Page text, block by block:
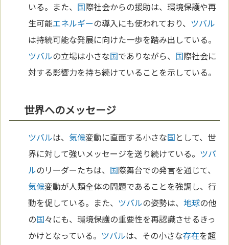
いる。また、 国際社会からの援助は、環境保護や再
生可能エネルギーの導入にも使われており、 ツバル
は持続可能な発展に向けた一歩を踏み出している。
ツバルの立場は小さな国でありながら、 国際社会に
対する影響力を持ち続けていることを示している。
世界へのメッセージ
ツバルは、気候変動に直面する小さな国として、世
界に対して強いメッセージを送り続けている。 ツバ
ルのリーダーたちは、 国際舞台での発言を通じて、
気候変動が人類全体の問題であることを強調し、行
動を促している。また、 ツバルの姿勢は、地球の他
の国々にも、環境保護の重要性を再認識させるきっ
かけとなっている。 ツバルは、その小さな存在を超